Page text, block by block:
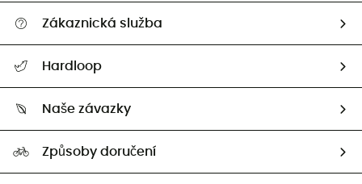
Zákaznická služba
Vrácení zboží a peněz
Hardloop
Naši Ambasadoři
Naše závazky
Second hand
Způsoby doručení